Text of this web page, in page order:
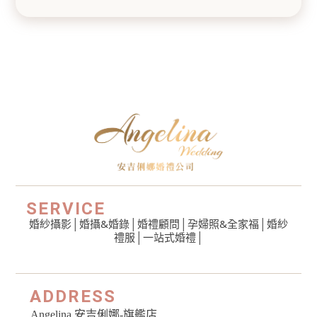
SERVICE
婚紗攝影 婚攝&婚錄 婚禮顧問 孕婦照&全家福 婚紗
禮服 │一站式婚禮│
ADDRESS